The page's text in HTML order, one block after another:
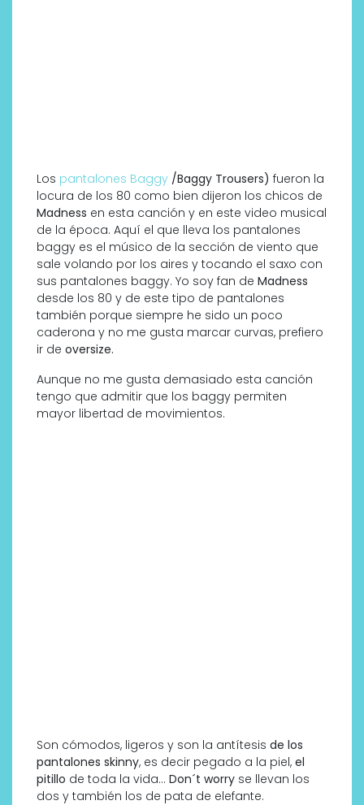
Los pantalones Baggy /Baggy Trousers) fueron la
locura de los 80 como bien dijeron los chicos de
Madness en esta canción y en este video musical
de la época. Aquí el que lleva los pantalones
baggy es el músico de la sección de viento que
sale volando por los aires y tocando el saxo con
sus pantalones baggy. Yo soy fan de Madness
desde los 80 y de este tipo de pantalones
también porque siempre he sido un poco
caderona y no me gusta marcar curvas, prefiero
ir de oversize.
Aunque no me gusta demasiado esta canción
tengo que admitir que los baggy permiten
mayor libertad de movimientos.
Son cómodos, ligeros y son la antítesis de los
pantalones skinny, es decir pegado a la piel, el
pitillo de toda la vida… Don´t worry se llevan los
dos y también los de pata de elefante.